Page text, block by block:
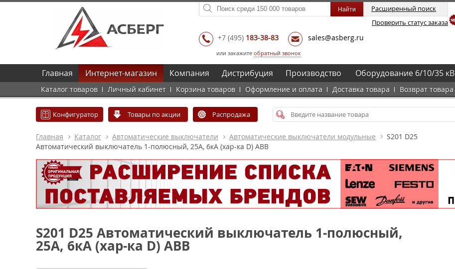
Расширенный поиск
Проверить статус заказа
+7 (495) 183-38-83 sales@asberg.ru
или закажите обратный звонок
Главная Интернет-магазин
Каталог товаров Личный кабинет Корзина товаров Оформление и оплата Доставка товара Возврат товара
Компания Дистрибуция Производство Оборудование 6/10/35 кВ
Конфигуратор Товары по акции Распродажа
Главная Каталог Автоматические выключатели Автоматические выключатели модульные
S201 D25
Автоматический выключатель 1-полюсный, 25А, 6кА (хар-ка D) ABB
S201 D25 Автоматический выключатель 1-полюсный,
25А, 6кА (хар-ка D) ABB